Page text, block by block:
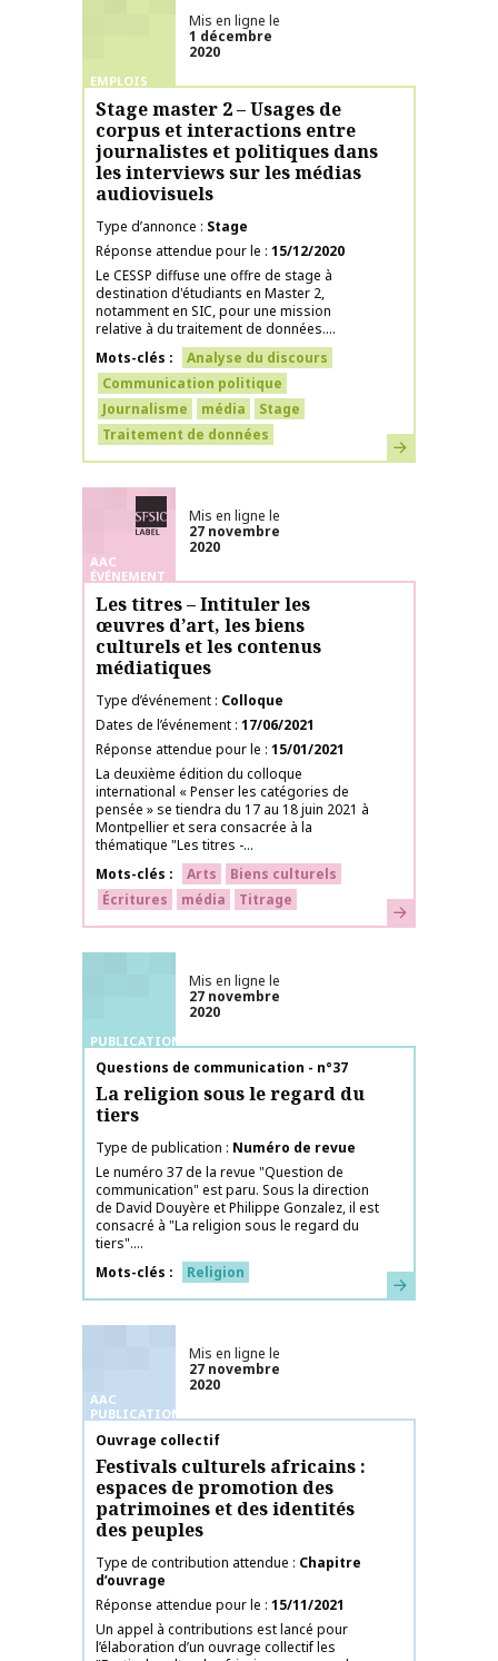
EMPLOIS
Mis en ligne le
1 décembre
2020
Stage master 2 – Usages de
corpus et interactions entre
journalistes et politiques dans
les interviews sur les médias
audiovisuels
Type d’annonce
Stage
Réponse attendue pour le 15/12/2020
Le CESSP diffuse une offre de stage à
destination d'étudiants en Master 2,
notamment en SIC, pour une mission
relative à du traitement de données....
Mots-clés
Analyse du discours
Communication politique
Journalisme
média
Stage
Traitement de données
En savoir plus
Labélisé SFSIC
AAC
ÉVÉNEMENT
Mis en ligne le
27 novembre
2020
Les titres – Intituler les
œuvres d’art, les biens
culturels et les contenus
médiatiques
Type d’événement Colloque
Dates de l’événement 17/06/2021
Réponse attendue pour le 15/01/2021
La deuxième édition du colloque
international « Penser les catégories de
pensée » se tiendra du 17 au 18 juin 2021 à
Montpellier et sera consacrée à la
thématique "Les titres -...
Mots-clés
Arts
Biens culturels
Écritures
média Titrage En savoir plus
PUBLICATIONS
Mis en ligne le
27 novembre
2020
Nom de la publication
Questions de communication - n°37
La religion sous le regard du
tiers
Type de publication
Numéro de revue
Le numéro 37 de la revue "Question de
communication" est paru. Sous la direction
de David Douyère et Philippe Gonzalez, il est
consacré à "La religion sous le regard du
tiers"....
Mots-clés
Religion En savoir plus
AAC
PUBLICATIONS
Mis en ligne le
27 novembre
2020
Nom de la publication
Ouvrage collectif
Festivals culturels africains :
espaces de promotion des
patrimoines et des identités
des peuples
Type de contribution attendue
Chapitre
d’ouvrage
Réponse attendue pour le 15/11/2021
Un appel à contributions est lancé pour
l’élaboration d’un ouvrage collectif les